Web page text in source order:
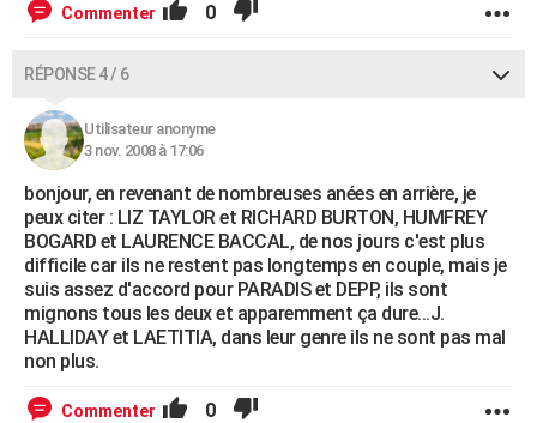
Commenter 0
RÉPONSE 4 / 6
Utilisateur anonyme
3 nov. 2008 à 17:06
bonjour, en revenant de nombreuses anées en arrière, je
peux citer : LIZ TAYLOR et RICHARD BURTON, HUMFREY
BOGARD et LAURENCE BACCAL, de nos jours c'est plus
difficile car ils ne restent pas longtemps en couple, mais je
suis assez d'accord pour PARADIS et DEPP, ils sont
mignons tous les deux et apparemment ça dure...J.
HALLIDAY et LAETITIA, dans leur genre ils ne sont pas mal
non plus.
Commenter 0